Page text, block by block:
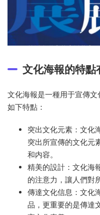
文化海報的特點
文化海報是一種用于宣傳
如下特點：
突出文化元素：文化
突出所宣傳的文化元
和内容。
精美的設計：文化海
的注意力，讓人們對
傳達文化信息：文化
品，更重要的是傳達